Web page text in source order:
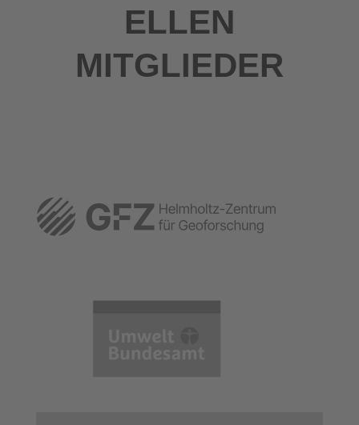
ELLEN
MITGLIEDER